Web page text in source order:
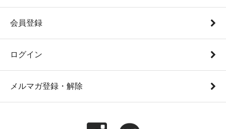
会員登録
ログイン
メルマガ登録・解除